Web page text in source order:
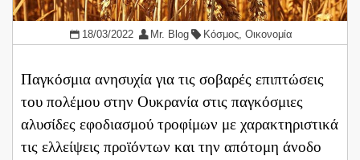
18/03/2022 Mr. Blog Κόσμος,Οικονομία
Παγκόσμια ανησυχία για τις σοβαρές επιπτώσεις
του πολέμου στην Ουκρανία στις παγκόσμιες
αλυσίδες εφοδιασμού τροφίμων με χαρακτηριστικά
τις ελλείψεις προϊόντων και την απότομη άνοδο